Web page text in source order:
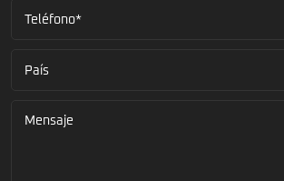
Teléfono*
País
Mensaje